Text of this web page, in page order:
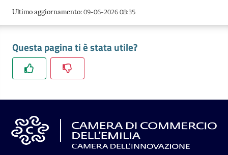
l'impresa
e
territorio
Tutelare
l'Impresa
Ultimo aggiornamento:09-06-2026 08:35
Questa pagina ti è stata utile?